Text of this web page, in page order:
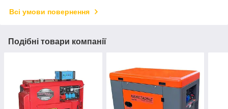
Всі умови повернення
Подібні товари компанії